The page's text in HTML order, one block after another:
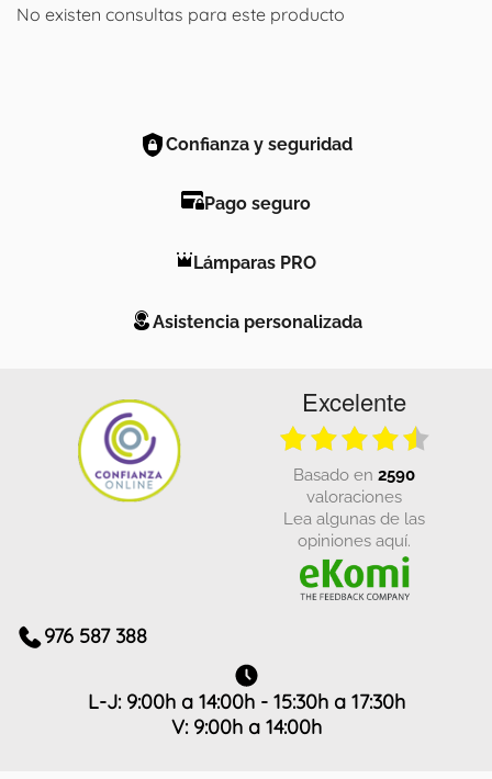
No existen consultas para este producto
Confianza y seguridad
Pago seguro
Lámparas PRO
Asistencia personalizada
Excelente
basado en 2590
valoraciones
Lea algunas de las
opiniones aquí.
976 587 388
L-J: 9:00h a 14:00h - 15:30h a 17:30h
V: 9:00h a 14:00h